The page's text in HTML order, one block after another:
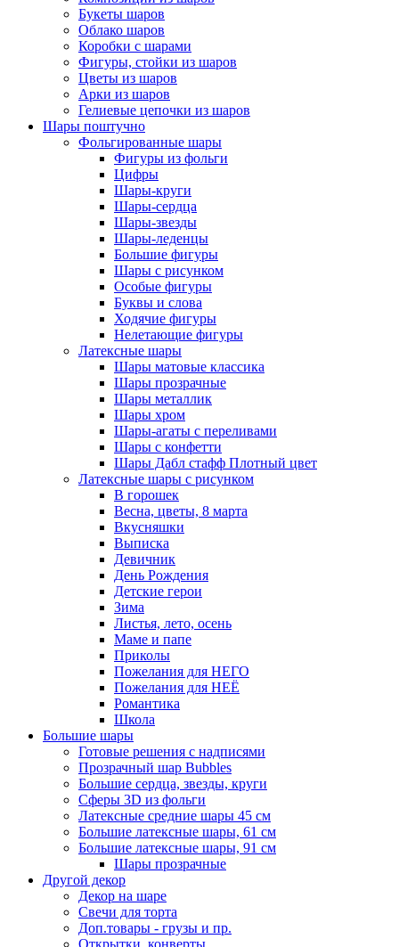
Букеты шаров
Облако шаров
Коробки с шарами
Фигуры, стойки из шаров
Цветы из шаров
Арки из шаров
Гелиевые цепочки из шаров
Шары поштучно
Фольгированные шары
Фигуры из фольги
Цифры
Шары-круги
Шары-сердца
Шары-звезды
Шары-леденцы
Большие фигуры
Шары с рисунком
Особые фигуры
Буквы и слова
Ходячие фигуры
Нелетающие фигуры
Латексные шары
Шары матовые классика
Шары прозрачные
Шары металлик
Шары хром
Шары-агаты с переливами
Шары с конфетти
Шары Дабл стафф Плотный цвет
Латексные шары с рисунком
В горошек
Весна, цветы, 8 марта
Вкусняшки
Выписка
Девичник
День Рождения
Детские герои
Зима
Листья, лето, осень
Маме и папе
Приколы
Пожелания для НЕГО
Пожелания для НЕЁ
Романтика
Школа
Большие шары
Готовые решения с надписями
Прозрачный шар Bubbles
Большие сердца, звезды, круги
Сферы 3D из фольги
Латексные средние шары 45 см
Большие латексные шары, 61 см
Большие латексные шары, 91 см
Шары прозрачные
Другой декор
Декор на шаре
Свечи для торта
Доп.товары - грузы и пр.
Открытки, конверты